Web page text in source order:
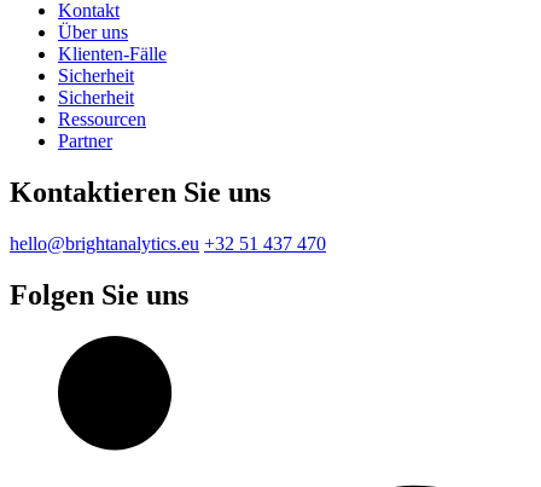
Kontakt
Über uns
Klienten-Fälle
Sicherheit
Sicherheit
Ressourcen
Partner
Kontaktieren Sie uns
hello@brightanalytics.eu +32 51 437 470
Folgen Sie uns